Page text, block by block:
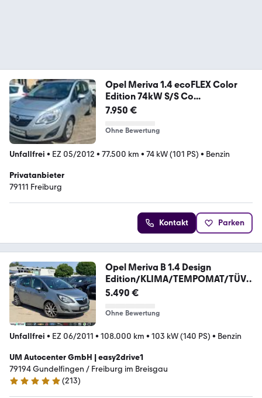
Opel Meriva 1.4 ecoFLEX Color
Edition 74kW S/S Co...
7.950 €
Ohne Bewertung
Unfallfrei • EZ 05/2012 • 77.500 km • 74 kW (101 PS) • Benzin
Privatanbieter
79111 Freiburg
Kontakt Parken
Opel Meriva B 1.4 Design
Edition/KLIMA/TEMPOMAT/TÜV
N
5.490 €
Ohne Bewertung
Unfallfrei • EZ 06/2011 • 108.000 km • 103 kW (140 PS) • Benzin
UM Autocenter GmbH | easy2drive1
79194 Gundelfingen / Freiburg im Breisgau
4.9 Sterne
(213)